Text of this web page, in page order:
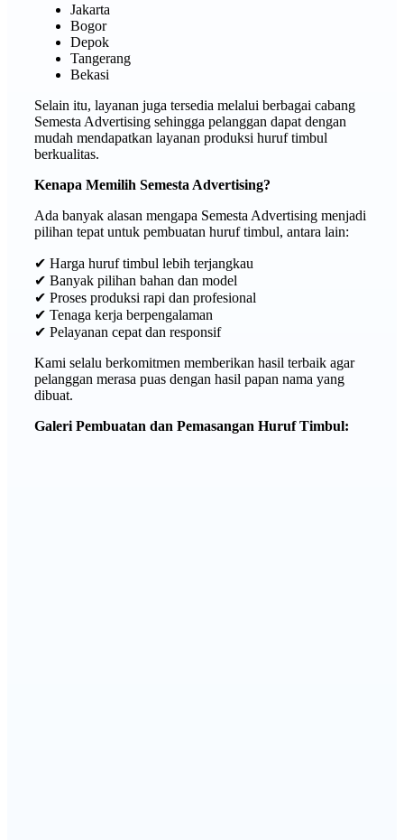
Jakarta
Bogor
Depok
Tangerang
Bekasi
Selain itu, layanan juga tersedia melalui berbagai cabang
Semesta Advertising sehingga pelanggan dapat dengan
mudah mendapatkan layanan produksi huruf timbul
berkualitas.
Kenapa Memilih Semesta Advertising?
Ada banyak alasan mengapa Semesta Advertising menjadi
pilihan tepat untuk pembuatan huruf timbul, antara lain:
✔ Harga huruf timbul lebih terjangkau
✔ Banyak pilihan bahan dan model
✔ Proses produksi rapi dan profesional
✔ Tenaga kerja berpengalaman
✔ Pelayanan cepat dan responsif
Kami selalu berkomitmen memberikan hasil terbaik agar
pelanggan merasa puas dengan hasil papan nama yang
dibuat.
Galeri Pembuatan dan Pemasangan Huruf Timbul: